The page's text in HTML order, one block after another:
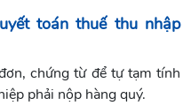
toán thuế thu nhập
chứng từ để tự tạm tính
phải nộp hàng quý.